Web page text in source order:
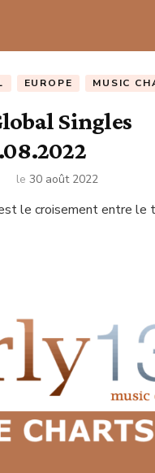
EUROPE MUSIC
Singles
le 30 août 2022
le croisement entre le